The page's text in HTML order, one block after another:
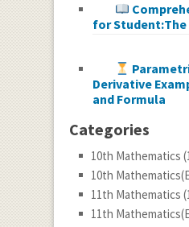
for
Derivative
and Formula
Categories
10th Mathematics
10th
11th Mathematics
11th